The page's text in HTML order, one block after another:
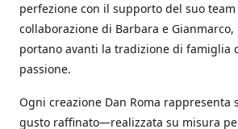
perfezione con il supporto del suo
collaborazione di Barbara e
portano avanti la tradizione di famiglia
passione.
Ogni creazione Dan Roma rappresenta
gusto raffinato—realizzata su misura